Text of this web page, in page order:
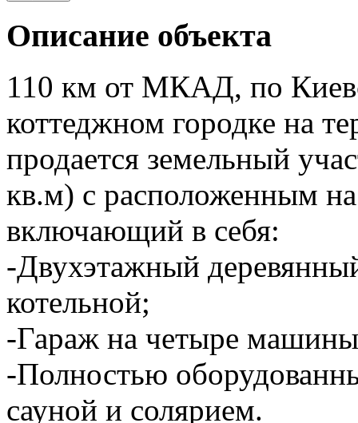
Описание объекта
110 км от МКАД, по
коттеджном городке на
продается земельный
кв.м) с расположенным
включающий в себя:
-Двухэтажный
котельной;
-Гараж на четыре
-Полностью
сауной и солярием.